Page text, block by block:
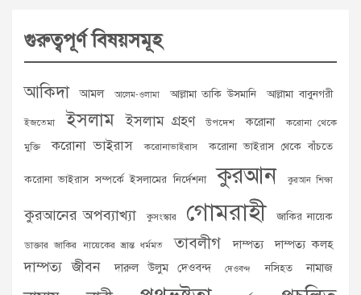
গুরুত্বপূর্ণ বিষয়সমূহ
আকিদা আমল আলেম-ওলামা আল্লামা তাকি উসমানি আল্লামা বাবুনগরী
ইজতেমা ইসলাম ইসলাম গ্রহণ উপদেশ করোনা করোনা থেকে
মুক্তি করোনা ভাইরাস করোনাভাইরাস করোনা ভাইরাস থেকে বাঁচতে
করোনা ভাইরাস সম্পর্কে ইসলামের নির্দেশনা কুরআন কুরআন শিক্ষা
কুরআনের অপব্যাখ্যা কুসংস্কার গোমরাহী জাকির নায়েক
ডাক্তার জাকির নায়েকের ভ্রান্ত ধর্মমত তাবলীগ দাম্পত্য দাম্পত্য কলহ
দাম্পত্য জীবন দারুল উলুম দেওবন্দ দেওবন্দ নসিহত নামাজ